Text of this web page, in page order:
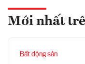
Mới nhất
Bất động sản